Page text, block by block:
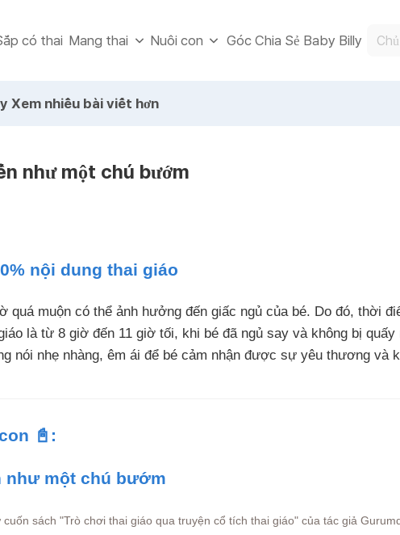
có thai Mang thai Nuôi con Góc Chia Sẻ Baby Billy
Xem nhiều bài viết hơn
như một chú bướm
nội dung thai giáo
quá muộn có thể ảnh hưởng đến giấc ngủ của bé. Do đó, thời
là từ 8 giờ đến 11 giờ tối, khi bé đã ngủ say và không bị
nói nhẹ nhàng, êm ái để bé cảm nhận được sự yêu thương và
📓:
như một chú bướm
sách "Trò chơi thai giáo qua truyện cổ tích thai giáo" của tác giả